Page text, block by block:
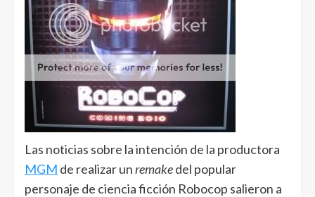
Las noticias sobre la intención de la productora
MGM de realizar unremakedel popular
personaje de ciencia ficción Robocop salieron a